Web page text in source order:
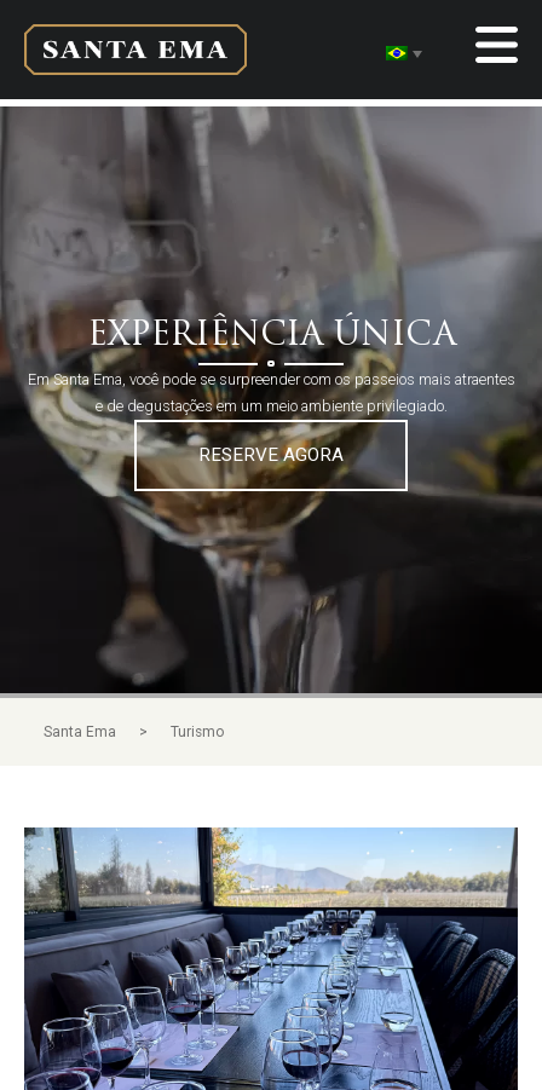
EXPERIÊNCIA ÚNICA
Em Santa Ema, você pode se surpreender com os passeios mais atraentes
e de degustações em um meio ambiente privilegiado.
RESERVE AGORA
Santa Ema > Turismo